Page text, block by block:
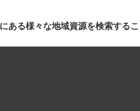
ある様々な地域資源を検索するこ